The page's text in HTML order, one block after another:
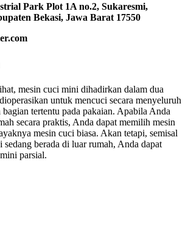
Park Plot 1A no.2, Sukaresmi,
Bekasi, Jawa Barat 17550
mesin cuci mini dihadirkan dalam dua
untuk mencuci secara menyeluruh
tertentu pada pakaian. Apabila Anda
secara praktis, Anda dapat memilih mesin
mesin cuci biasa. Akan tetapi, semisal
berada di luar rumah, Anda dapat
parsial.